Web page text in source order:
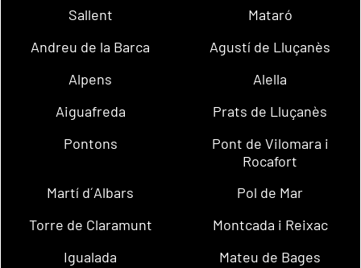
Sallent
Mataró
Andreu de la Barca
Agustí de Lluçanès
Alpens
Alella
Aiguafreda
Prats de Lluçanès
Pontons
Pont de Vilomara i
Rocafort
Martí d´Albars
Pol de Mar
Torre de Claramunt
Montcada i Reixac
Igualada
Mateu de Bages